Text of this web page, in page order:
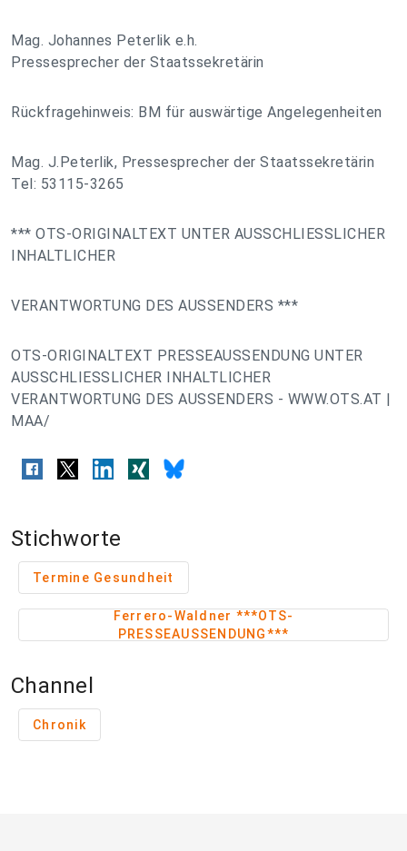
Mag. Johannes Peterlik e.h.
Pressesprecher der Staatssekretärin
Rückfragehinweis: BM für auswärtige Angelegenheiten
Mag. J.Peterlik, Pressesprecher der Staatssekretärin
Tel: 53115-3265
*** OTS-ORIGINALTEXT UNTER AUSSCHLIESSLICHER
INHALTLICHER
VERANTWORTUNG DES AUSSENDERS ***
OTS-ORIGINALTEXT PRESSEAUSSENDUNG UNTER
AUSSCHLIESSLICHER INHALTLICHER
VERANTWORTUNG DES AUSSENDERS - WWW.OTS.AT |
MAA/
Stichworte
Termine Gesundheit
Ferrero-Waldner ***OTS-
PRESSEAUSSENDUNG***
Channel
Chronik